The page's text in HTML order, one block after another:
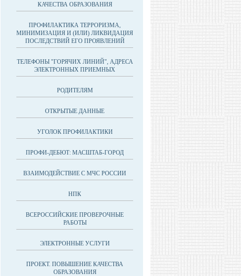
КАЧЕСТВА ОБРАЗОВАНИЯ
ПРОФИЛАКТИКА ТЕРРОРИЗМА,
МИНИМИЗАЦИЯ И (ИЛИ) ЛИКВИДАЦИЯ
ПОСЛЕДСТВИЙ ЕГО ПРОЯВЛЕНИЙ
ТЕЛЕФОНЫ "ГОРЯЧИХ ЛИНИЙ", АДРЕСА
ЭЛЕКТРОННЫХ ПРИЕМНЫХ
РОДИТЕЛЯМ
ОТКРЫТЫЕ ДАННЫЕ
УГОЛОК ПРОФИЛАКТИКИ
ПРОФИ-ДЕБЮТ: МАСШТАБ-ГОРОД
ВЗАИМОДЕЙСТВИЕ С МЧС РОССИИ
НПК
ВСЕРОССИЙСКИЕ ПРОВЕРОЧНЫЕ
РАБОТЫ
ЭЛЕКТРОННЫЕ УСЛУГИ
ПРОЕКТ. ПОВЫШЕНИЕ КАЧЕСТВА
ОБРАЗОВАНИЯ